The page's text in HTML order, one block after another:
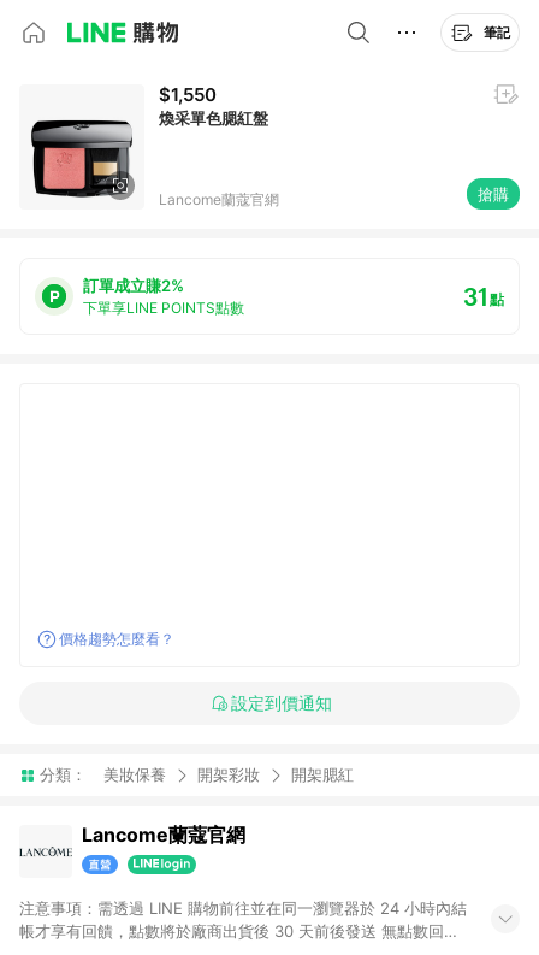
筆記
$1,550
煥采單色腮紅盤
Lancome蘭蔻官網 搶購
訂單成立賺2%
下單享LINE POINTS點數 31點
價格趨勢怎麼看？
設定到價通知
分類： 美妝保養 開架彩妝 開架腮紅
Lancome蘭蔻官網
注意事項：需透過 LINE 購物前往並在同一瀏覽器於 24 小時內結
帳才享有回饋，點數將於廠商出貨後 30 天前後發送 無點數回饋